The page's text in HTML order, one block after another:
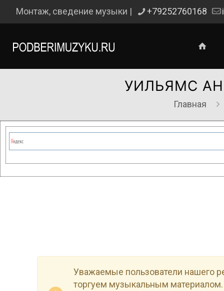
Монтаж, сведение музыки | +79252760168
УИЛЬЯМС
Главная
Уважаемые пользователи нашего
торгуем музыкальным